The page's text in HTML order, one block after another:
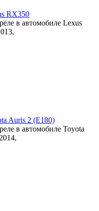
RX350
в автомобиле Lexus
Auris 2 (E180)
в автомобиле Toyota